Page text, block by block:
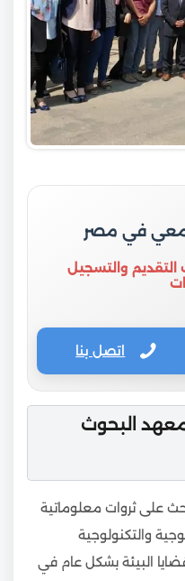
في مصر
التقديم والتسجيل
اتصل بنا
البحوث
على ثروات معلوماتية
والتكنولوجية
البيئة بشكل عام في